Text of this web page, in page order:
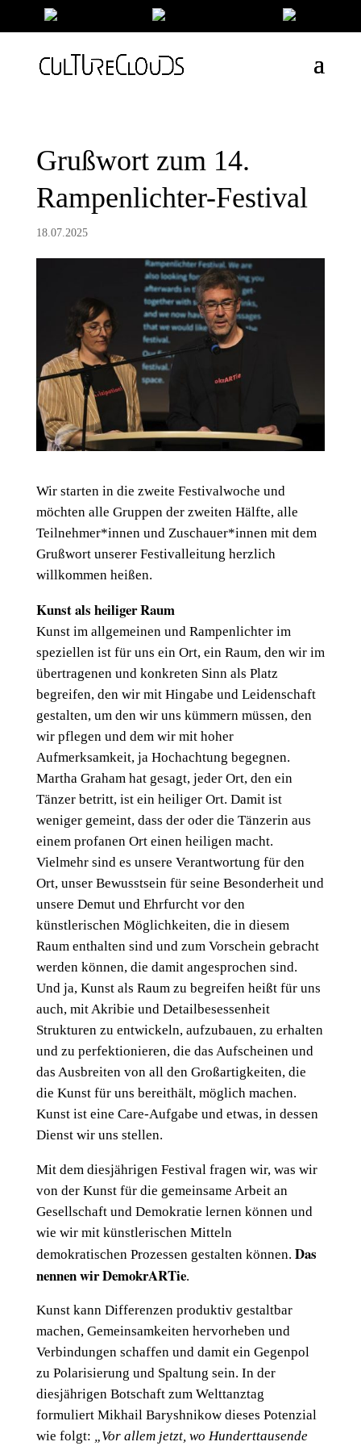
Grußwort zum 14.
Rampenlichter-Festival
18.07.2025
Wir starten in die zweite Festivalwoche und
möchten alle Gruppen der zweiten Hälfte, alle
Teilnehmer*innen und Zuschauer*innen mit dem
Grußwort unserer Festivalleitung herzlich
willkommen heißen.
Kunst als heiliger Raum
Kunst im allgemeinen und Rampenlichter im
speziellen ist für uns ein Ort, ein Raum, den wir im
übertragenen und konkreten Sinn als Platz
begreifen, den wir mit Hingabe und Leidenschaft
gestalten, um den wir uns kümmern müssen, den
wir pflegen und dem wir mit hoher
Aufmerksamkeit, ja Hochachtung begegnen.
Martha Graham hat gesagt, jeder Ort, den ein
Tänzer betritt, ist ein heiliger Ort. Damit ist
weniger gemeint, dass der oder die Tänzerin aus
einem profanen Ort einen heiligen macht.
Vielmehr sind es unsere Verantwortung für den
Ort, unser Bewusstsein für seine Besonderheit und
unsere Demut und Ehrfurcht vor den
künstlerischen Möglichkeiten, die in diesem
Raum enthalten sind und zum Vorschein gebracht
werden können, die damit angesprochen sind.
Und ja, Kunst als Raum zu begreifen heißt für uns
auch, mit Akribie und Detailbesessenheit
Strukturen zu entwickeln, aufzubauen, zu erhalten
und zu perfektionieren, die das Aufscheinen und
das Ausbreiten von all den Großartigkeiten, die
die Kunst für uns bereithält, möglich machen.
Kunst ist eine Care-Aufgabe und etwas, in dessen
Dienst wir uns stellen.
Mit dem diesjährigen Festival fragen wir, was wir
von der Kunst für die gemeinsame Arbeit an
Gesellschaft und Demokratie lernen können und
wie wir mit künstlerischen Mitteln
demokratischen Prozessen gestalten können. Das
nennen wir DemokrARTie.
Kunst kann Differenzen produktiv gestaltbar
machen, Gemeinsamkeiten hervorheben und
Verbindungen schaffen und damit ein Gegenpol
zu Polarisierung und Spaltung sein. In der
diesjährigen Botschaft zum Welttanztag
formuliert Mikhail Baryshnikow dieses Potenzial
wie folgt: „Vor allem jetzt, wo Hunderttausende